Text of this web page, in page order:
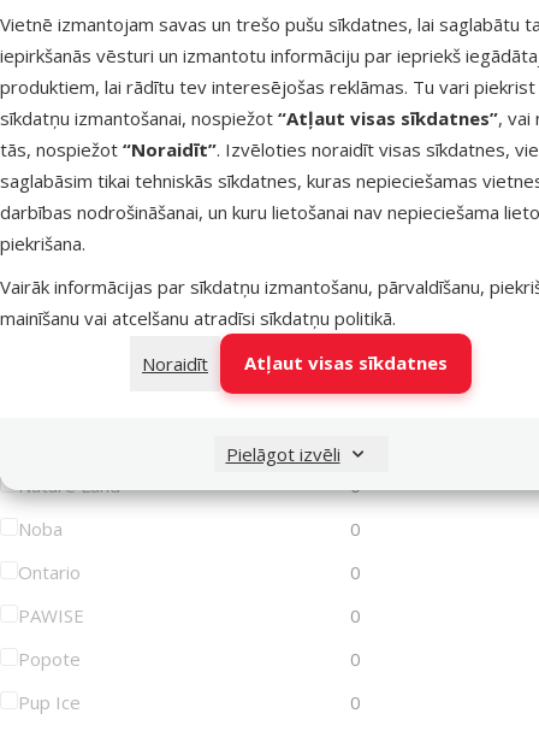
Vietnē izmantojam savas un trešo pušu sīkdatnes, lai saglabātu
iepirkšanās vēsturi un izmantotu informāciju par iepriekš
produktiem, lai rādītu tev interesējošas reklāmas. Tu vari piekrist
sīkdatņu izmantošanai, nospiežot “Atļaut visas sīkdatnes”, vai
tās, nospiežot “Noraidīt”. Izvēloties noraidīt visas sīkdatnes,
saglabāsim tikai tehniskās sīkdatnes, kuras nepieciešamas
darbības nodrošināšanai, un kuru lietošanai nav nepieciešama
piekrišana.
Vairāk informācijas par sīkdatņu izmantošanu, pārvaldīšanu,
mainīšanu vai atcelšanu atradīsi sīkdatņu politikā.
Noraidīt
Atļaut visas sīkdatnes
Pielāgot izvēli
Juwel
0
KAY
0
KONG
0
Lets Play
0
Magic Cat
0
Marina
0
0
0
Nature Land
0
Noba
0
Ontario
0
PAWISE
0
Popote
0
Pup Ice
0